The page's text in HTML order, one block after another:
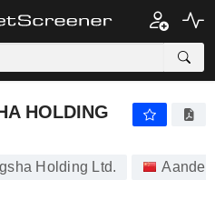
HOLDING
Holding Ltd.